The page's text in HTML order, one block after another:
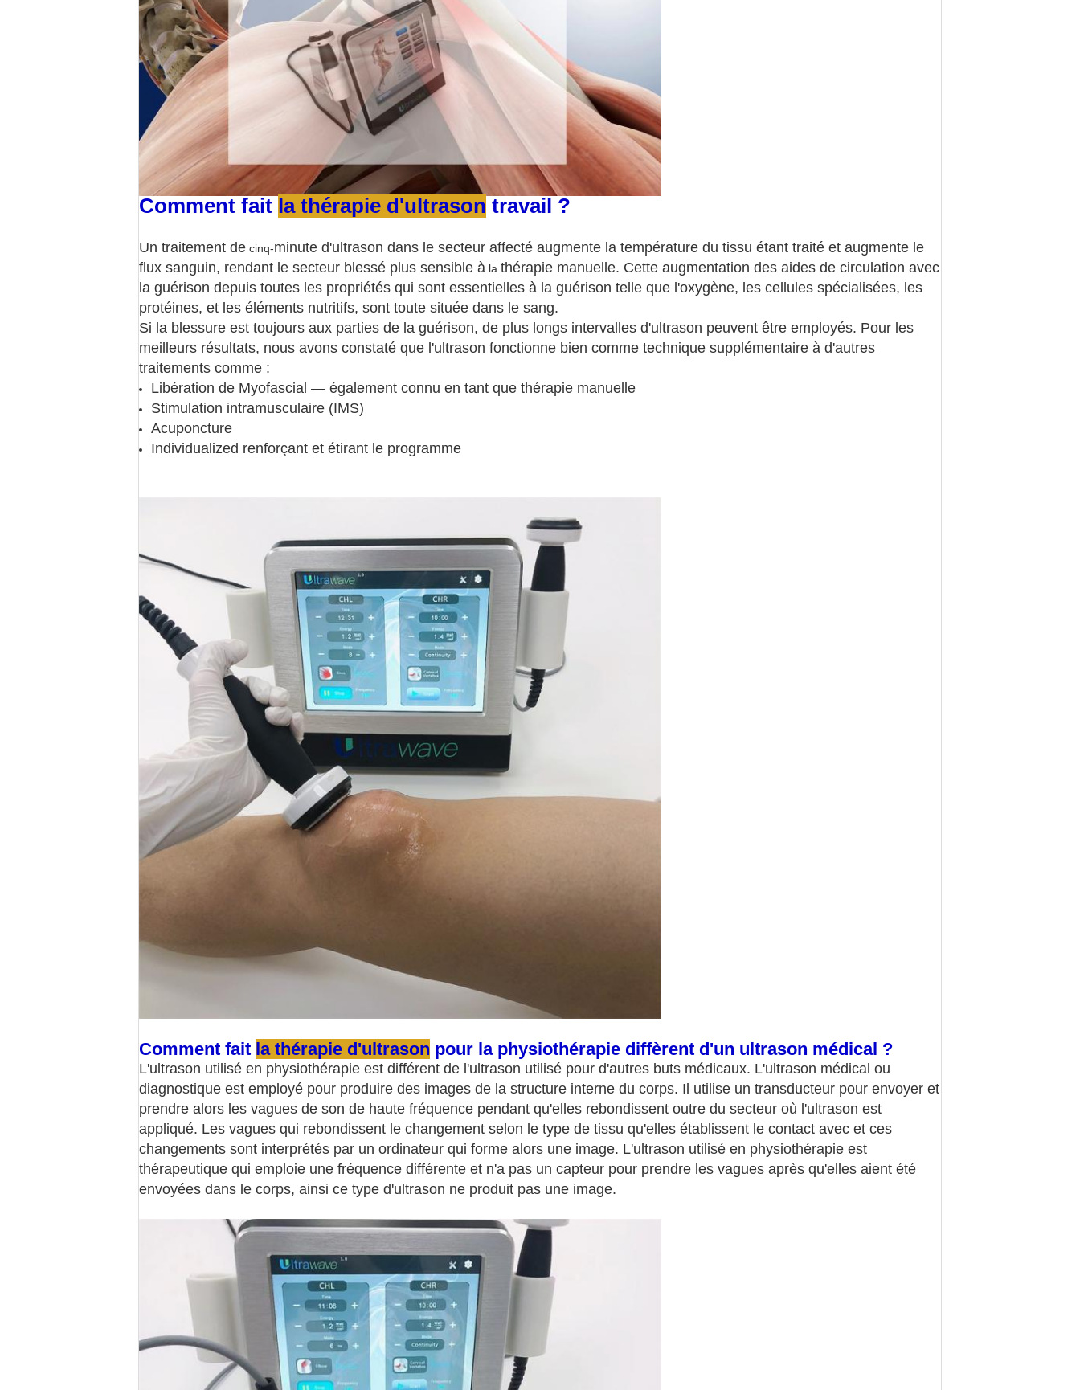
Comment fait la thérapie d'ultrason travail ?
Un traitement de cinq-minute d'ultrason dans le secteur affecté augmente la température du tissu étant traité et augmente le
flux sanguin, rendant le secteur blessé plus sensible à la thérapie manuelle. Cette augmentation des aides de circulation avec
la guérison depuis toutes les propriétés qui sont essentielles à la guérison telle que l'oxygène, les cellules spécialisées, les
protéines, et les éléments nutritifs, sont toute située dans le sang.
Si la blessure est toujours aux parties de la guérison, de plus longs intervalles d'ultrason peuvent être employés. Pour les
meilleurs résultats, nous avons constaté que l'ultrason fonctionne bien comme technique supplémentaire à d'autres
traitements comme :
Libération de Myofascial — également connu en tant que thérapie manuelle
Stimulation intramusculaire (IMS)
Acuponcture
Individualized renforçant et étirant le programme
Comment fait la thérapie d'ultrason pour la physiothérapie diffèrent d'un ultrason médical ?
L'ultrason utilisé en physiothérapie est différent de l'ultrason utilisé pour d'autres buts médicaux. L'ultrason médical ou
diagnostique est employé pour produire des images de la structure interne du corps. Il utilise un transducteur pour envoyer et
prendre alors les vagues de son de haute fréquence pendant qu'elles rebondissent outre du secteur où l'ultrason est
appliqué. Les vagues qui rebondissent le changement selon le type de tissu qu'elles établissent le contact avec et ces
changements sont interprétés par un ordinateur qui forme alors une image. L'ultrason utilisé en physiothérapie est
thérapeutique qui emploie une fréquence différente et n'a pas un capteur pour prendre les vagues après qu'elles aient été
envoyées dans le corps, ainsi ce type d'ultrason ne produit pas une image.